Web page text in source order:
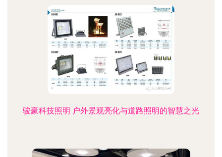
骏豪科技照明 户外景观亮化与道路照明的智慧之光